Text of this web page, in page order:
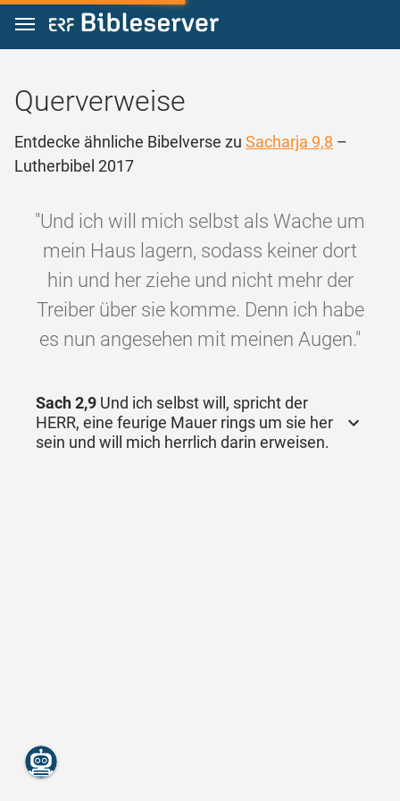
Zum Inhalt springen
Querverweise
Entdecke ähnliche Bibelverse zu Sacharja 9,8 –
Lutherbibel 2017
"Und ich will mich selbst als Wache um
mein Haus lagern, sodass keiner dort
hin und her ziehe und nicht mehr der
Treiber über sie komme. Denn ich habe
es nun angesehen mit meinen Augen."
Sach 2,9 Und ich selbst will, spricht der
HERR, eine feurige Mauer rings um sie her
sein und will mich herrlich darin erweisen.